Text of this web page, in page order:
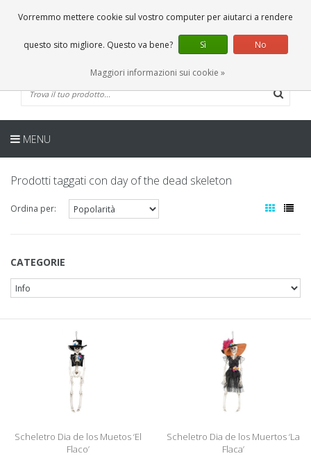
0 Articoli
IT
MENU
Prodotti taggati con day of the dead skeleton
Ordina per:
CATEGORIE
Scheletro Dia de los Muetos ‘El
Flaco’
Scheletro Dia de los Muertos ‘La
Flaca’
Vorremmo mettere cookie sul vostro computer per aiutarci a rendere
questo sito migliore. Questo va bene? Sì No
Maggiori informazioni sui cookie »